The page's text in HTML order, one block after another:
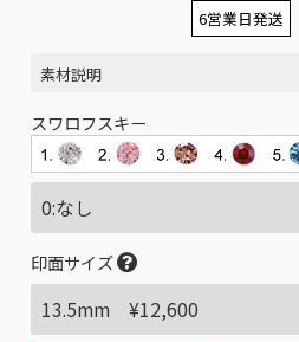
6営業日発送
素材説明
スワロフスキー
印面サイズ